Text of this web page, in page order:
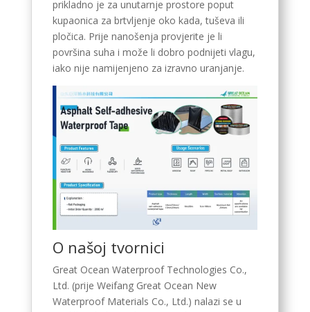
prikladno je za unutarnje prostore poput
kupaonica za brtvljenje oko kada, tuševa ili
pločica. Prije nanošenja provjerite je li
površina suha i može li dobro podnijeti vlagu,
iako nije namijenjeno za izravno uranjanje.
O našoj tvornici
Great Ocean Waterproof Technologies Co.,
Ltd. (prije Weifang Great Ocean New
Waterproof Materials Co., Ltd.) nalazi se u
Spanish (Colombia)
Spanish (Peru)
Spanish (Chile)
Spanish (Ecuador)
Romanian
Portuguese (Angola)
Tagalog